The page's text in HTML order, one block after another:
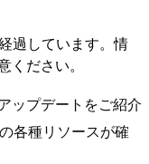
過しています。情
ださい。
ップデートをご紹介
各種リソースが確